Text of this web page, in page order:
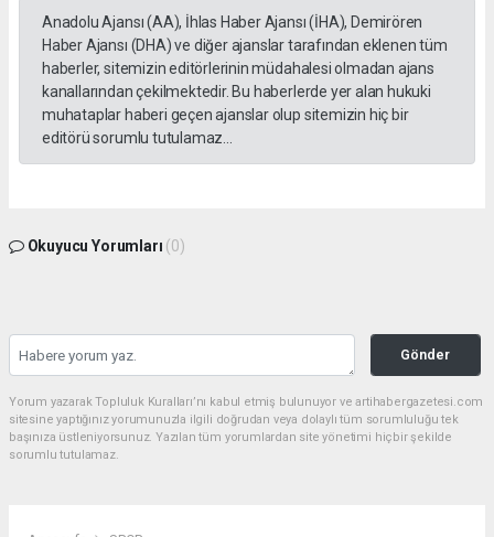
Anadolu Ajansı (AA), İhlas Haber Ajansı (İHA), Demirören
Haber Ajansı (DHA) ve diğer ajanslar tarafından eklenen tüm
haberler, sitemizin editörlerinin müdahalesi olmadan ajans
kanallarından çekilmektedir. Bu haberlerde yer alan hukuki
muhataplar haberi geçen ajanslar olup sitemizin hiç bir
editörü sorumlu tutulamaz...
Okuyucu Yorumları (0)
Gönder
Yorum yazarak Topluluk Kuralları’nı kabul etmiş bulunuyor ve artihabergazetesi.com
sitesine yaptığınız yorumunuzla ilgili doğrudan veya dolaylı tüm sorumluluğu tek
başınıza üstleniyorsunuz. Yazılan tüm yorumlardan site yönetimi hiçbir şekilde
sorumlu tutulamaz.